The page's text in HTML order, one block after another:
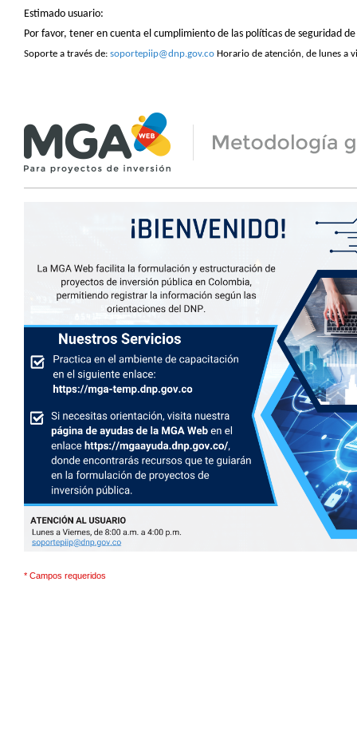
Estimado usuario:
Por favor, tener en cuenta el cumplimiento de las políticas de seguridad
Soporte a través de: soportepiip@dnp.gov.co Horario de atención, de lunes a
* Campos requeridos